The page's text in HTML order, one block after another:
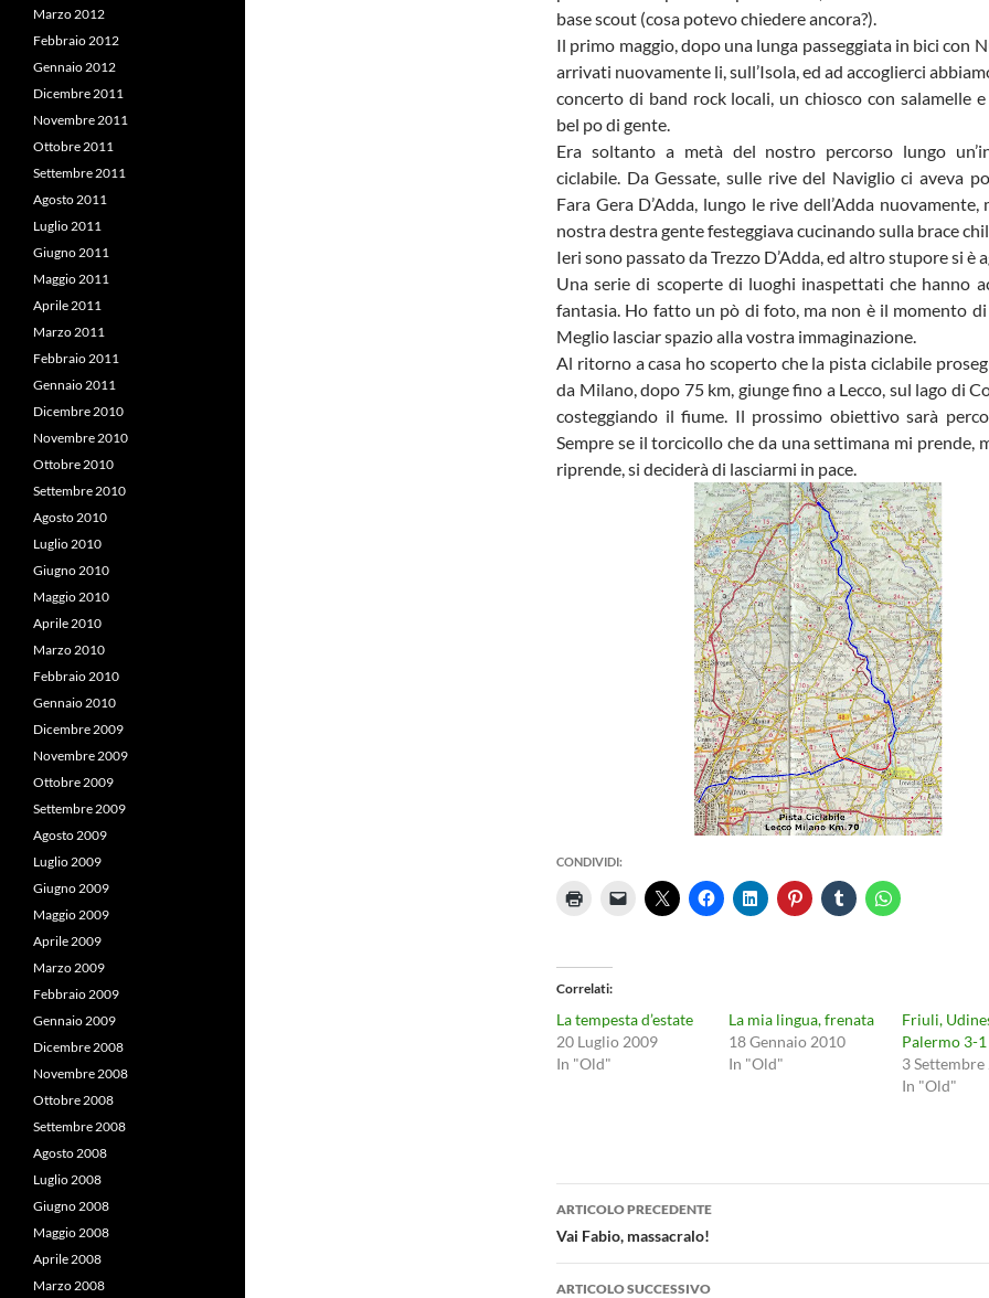
base scout (cosa potevo chiedere ancora?).
Il primo maggio, dopo una lunga passeggiata in bici con
arrivati nuovamente li, sull’Isola, ed ad accoglierci
concerto di band rock locali, un chiosco con salamelle
bel po di gente.
Era soltanto a metà del nostro percorso lungo
ciclabile. Da Gessate, sulle rive del Naviglio ci aveva
Fara Gera D’Adda, lungo le rive dell’Adda nuovamente,
nostra destra gente festeggiava cucinando sulla brace
Ieri sono passato da Trezzo D’Adda, ed altro stupore si è
Una serie di scoperte di luoghi inaspettati che hanno
fantasia. Ho fatto un pò di foto, ma non è il momento
Meglio lasciar spazio alla vostra immaginazione.
Al ritorno a casa ho scoperto che la pista ciclabile
da Milano, dopo 75 km, giunge fino a Lecco, sul lago di
costeggiando il fiume. Il prossimo obiettivo sarà
Sempre se il torcicollo che da una settimana mi prende,
riprende, si deciderà di lasciarmi in pace.
CONDIVIDI:
Correlati
La tempesta d’estate
20 Luglio 2009
In "Old"
La mia lingua, frenata
18 Gennaio 2010
In "Old"
Friuli,
Palermo 3-1
3 Settembre
In "Old"
Navigazione
articolo
ARTICOLO PRECEDENTE
Vai Fabio, massacralo!
ARTICOLO SUCCESSIVO
Marzo 2012
Febbraio 2012
Gennaio 2012
Dicembre 2011
Novembre 2011
Ottobre 2011
Settembre 2011
Agosto 2011
Luglio 2011
Giugno 2011
Maggio 2011
Aprile 2011
Marzo 2011
Febbraio 2011
Gennaio 2011
Dicembre 2010
Novembre 2010
Ottobre 2010
Settembre 2010
Agosto 2010
Luglio 2010
Giugno 2010
Maggio 2010
Aprile 2010
Marzo 2010
Febbraio 2010
Gennaio 2010
Dicembre 2009
Novembre 2009
Ottobre 2009
Settembre 2009
Agosto 2009
Luglio 2009
Giugno 2009
Maggio 2009
Aprile 2009
Marzo 2009
Febbraio 2009
Gennaio 2009
Dicembre 2008
Novembre 2008
Ottobre 2008
Settembre 2008
Agosto 2008
Luglio 2008
Giugno 2008
Maggio 2008
Aprile 2008
Marzo 2008